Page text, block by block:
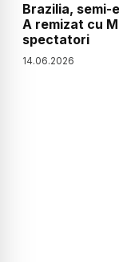
Brazilia, semi-
A remizat cu
spectatori
14.06.2026